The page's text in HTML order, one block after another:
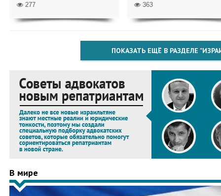
277 363
ПОКАЗАТЬ ЕЩЁ В РАЗДЕЛЕ
В мире